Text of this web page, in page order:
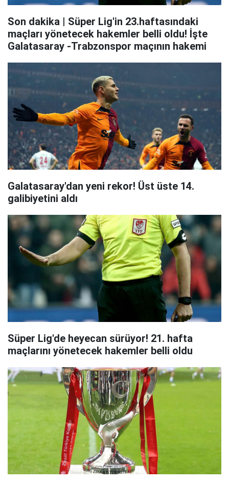
Son dakika | Süper Lig'in 23.haftasındaki
maçları yönetecek hakemler belli oldu! İşte
Galatasaray -Trabzonspor maçının hakemi
Galatasaray'dan yeni rekor! Üst üste 14.
galibiyetini aldı
Süper Lig'de heyecan sürüyor! 21. hafta
maçlarını yönetecek hakemler belli oldu